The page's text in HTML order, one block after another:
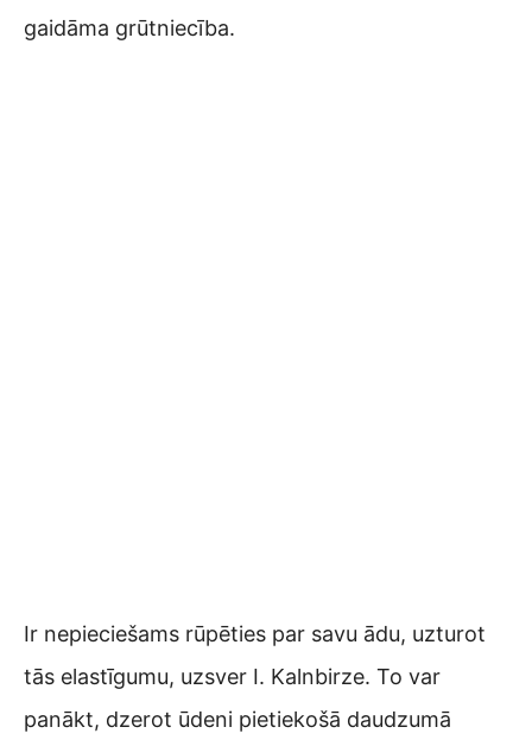
gaidāma grūtniecība.
Ir nepieciešams rūpēties par savu ādu, uzturot
tās elastīgumu, uzsver I. Kalnbirze. To var
panākt, dzerot ūdeni pietiekošā daudzumā